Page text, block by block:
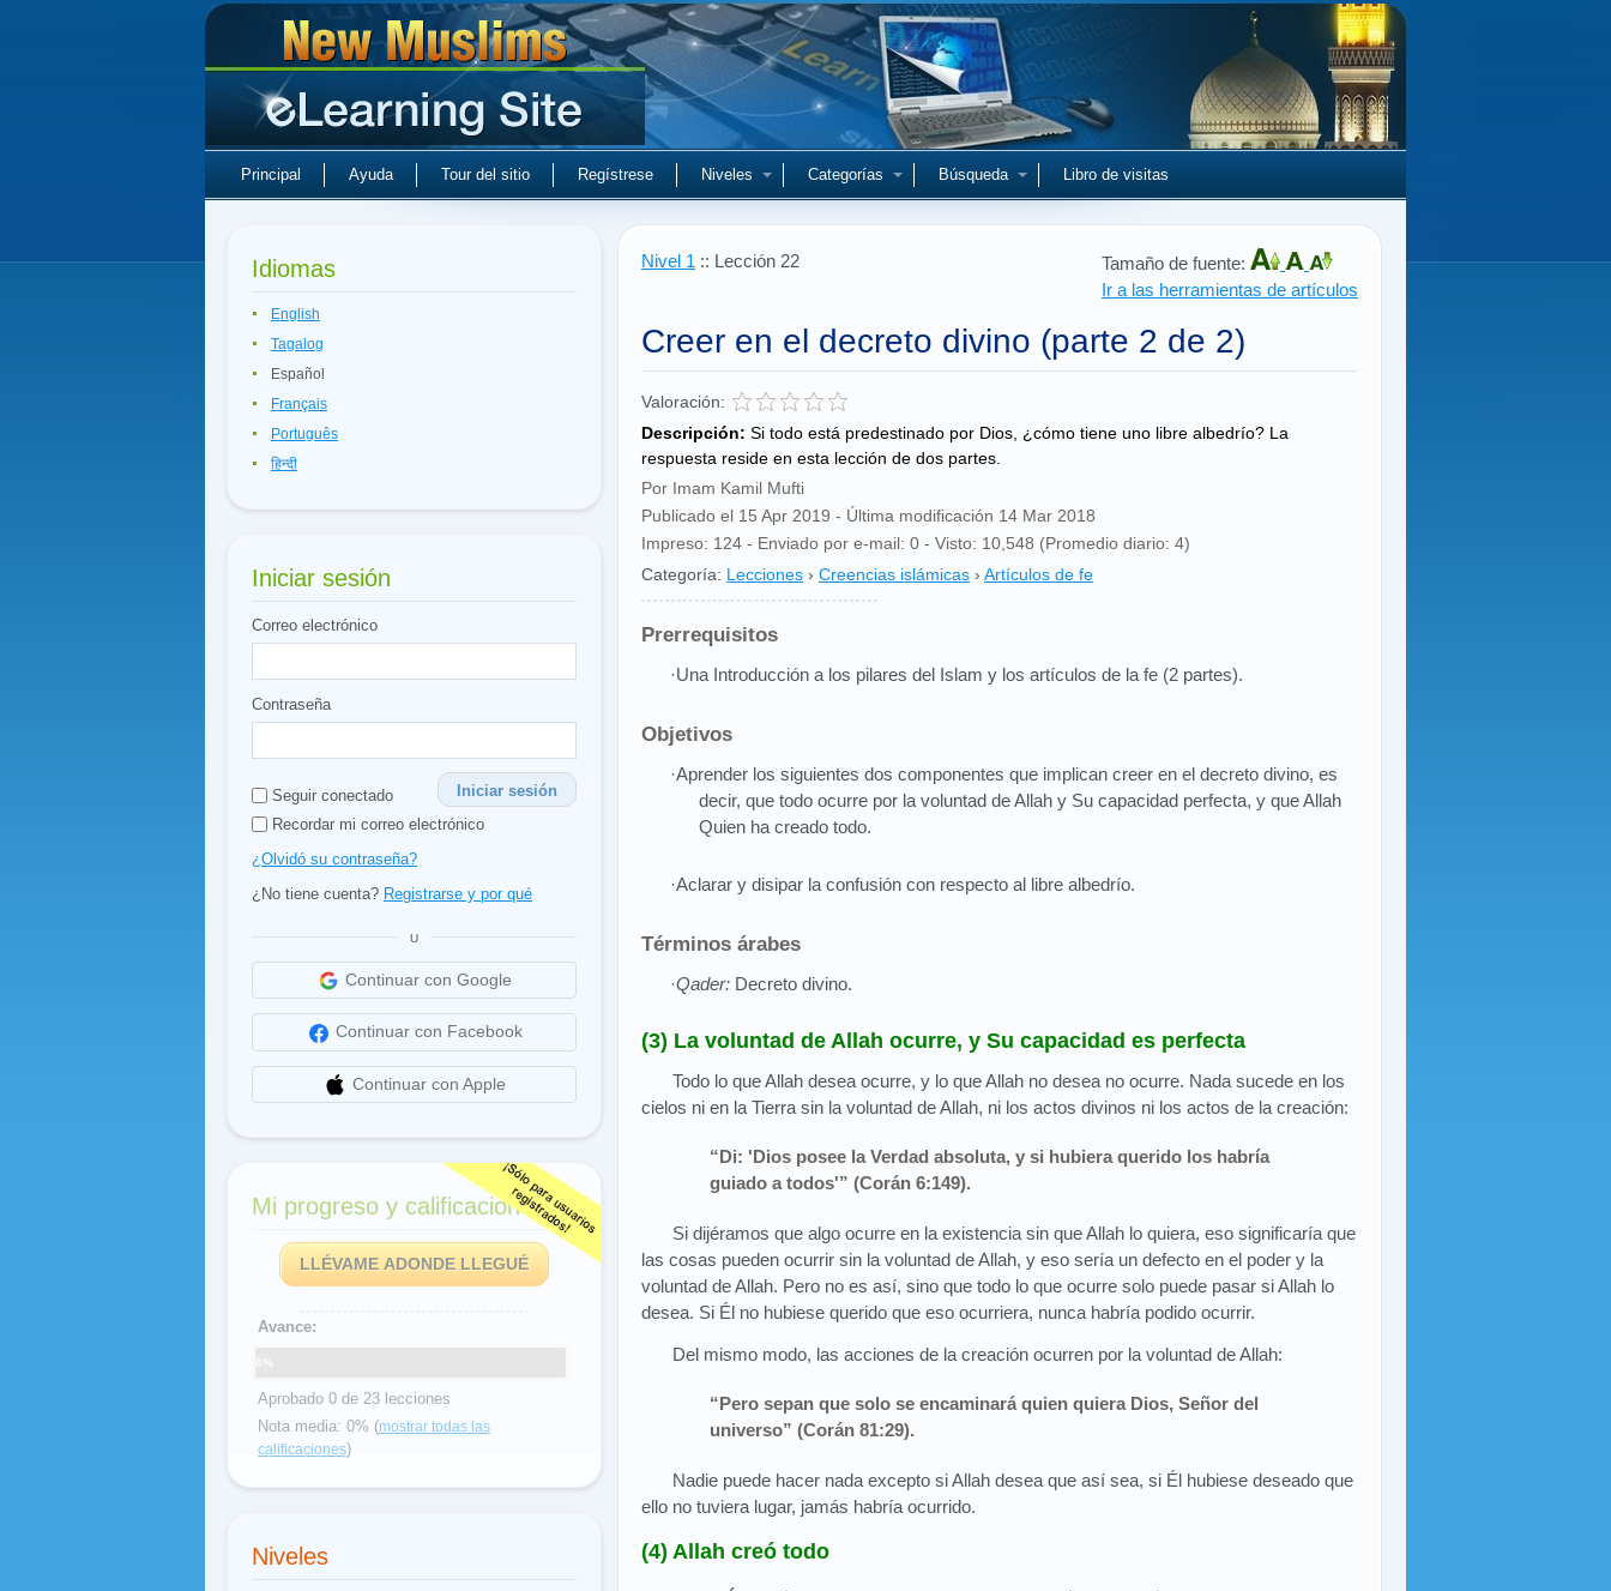
Principal Ayuda Tour del sitio Regístrese Niveles Categorías Búsqueda Libro de visitas
Idiomas
English
Tagalog
Español
Français
Português
हिन्दी
Iniciar sesión
Correo electrónico
Contraseña
Seguir conectado
Iniciar sesión
Recordar mi correo electrónico
¿Olvidó su contraseña?
¿No tiene cuenta? Registrarse y por qué
U
Continuar con Google
Continuar con Facebook
Continuar con Apple
Mi progreso y calificaciones
LLÉVAME ADONDE LLEGUÉ
Avance:
0%
Aprobado 0 de 23 lecciones
Nota media: 0% (mostrar todas las
calificaciones)
Niveles
Nivel 1 :: Lección 22
Tamaño de fuente:
Ir a las herramientas de artículos
Creer en el decreto divino (parte 2 de 2)
Valoración:
Descripción: Si todo está predestinado por Dios, ¿cómo tiene uno libre albedrío? La
respuesta reside en esta lección de dos partes.
Por Imam Kamil Mufti
Publicado el 15 Apr 2019 - Última modificación 14 Mar 2018
Impreso: 124 - Enviado por e-mail: 0 - Visto: 10,548 (Promedio diario: 4)
Categoría: Lecciones › Creencias islámicas › Artículos de fe
Prerrequisitos
·Una Introducción a los pilares del Islam y los artículos de la fe (2 partes).
Objetivos
·Aprender los siguientes dos componentes que implican creer en el decreto divino, es
decir, que todo ocurre por la voluntad de Allah y Su capacidad perfecta, y que Allah
Quien ha creado todo.
·Aclarar y disipar la confusión con respecto al libre albedrío.
Términos árabes
·Qader: Decreto divino.
(3) La voluntad de Allah ocurre, y Su capacidad es perfecta
Todo lo que Allah desea ocurre, y lo que Allah no desea no ocurre. Nada sucede en los
cielos ni en la Tierra sin la voluntad de Allah, ni los actos divinos ni los actos de la creación:
“Di: 'Dios posee la Verdad absoluta, y si hubiera querido los habría
guiado a todos'” (Corán 6:149).
Si dijéramos que algo ocurre en la existencia sin que Allah lo quiera, eso significaría que
las cosas pueden ocurrir sin la voluntad de Allah, y eso sería un defecto en el poder y la
voluntad de Allah. Pero no es así, sino que todo lo que ocurre solo puede pasar si Allah lo
desea. Si Él no hubiese querido que eso ocurriera, nunca habría podido ocurrir.
Del mismo modo, las acciones de la creación ocurren por la voluntad de Allah:
“Pero sepan que solo se encaminará quien quiera Dios, Señor del
universo” (Corán 81:29).
Nadie puede hacer nada excepto si Allah desea que así sea, si Él hubiese deseado que
ello no tuviera lugar, jamás habría ocurrido.
(4) Allah creó todo